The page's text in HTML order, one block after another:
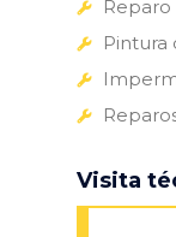
Pintura
Visita